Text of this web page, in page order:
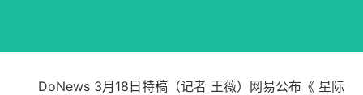
DoNews 3月18日特稿（记者 王薇）网易公布《 星际